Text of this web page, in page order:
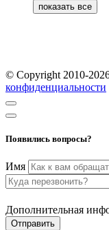
© Copyright 2010-
конфиденциальности
Появились вопросы?
Имя
Дополнительная
Отправить